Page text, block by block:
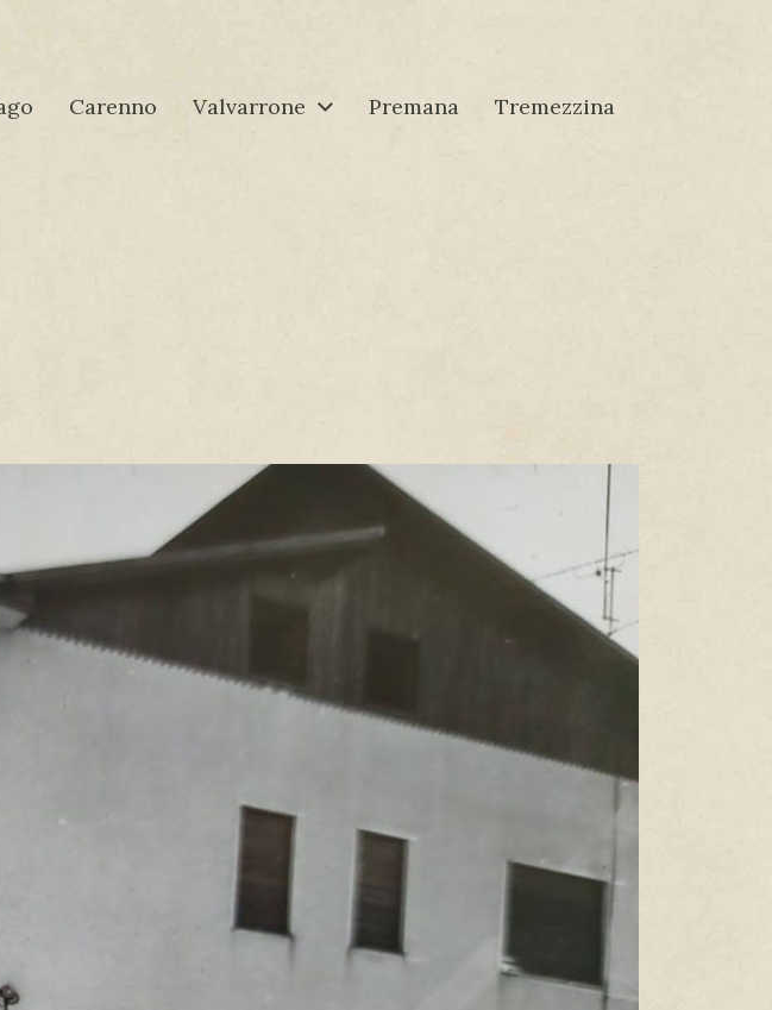
Carenno Valvarrone Premana Tremezzina